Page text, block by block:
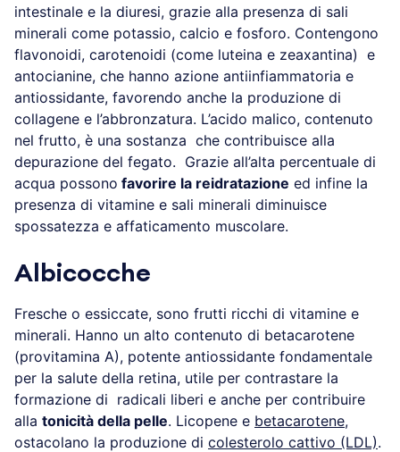
intestinale e la diuresi, grazie alla presenza di sali
minerali come potassio, calcio e fosforo. Contengono
flavonoidi, carotenoidi (come luteina e zeaxantina) e
antocianine, che hanno azione antiinfiammatoria e
antiossidante, favorendo anche la produzione di
collagene e l’abbronzatura. L’acido malico, contenuto
nel frutto, è una sostanza che contribuisce alla
depurazione del fegato. Grazie all’alta percentuale di
acqua possono favorire la reidratazione ed infine la
presenza di vitamine e sali minerali diminuisce
spossatezza e affaticamento muscolare.
Albicocche
Fresche o essiccate, sono frutti ricchi di vitamine e
minerali. Hanno un alto contenuto di betacarotene
(provitamina A), potente antiossidante fondamentale
per la salute della retina, utile per contrastare la
formazione di radicali liberi e anche per contribuire
alla tonicità della pelle. Licopene e betacarotene,
ostacolano la produzione di colesterolo cattivo (LDL).